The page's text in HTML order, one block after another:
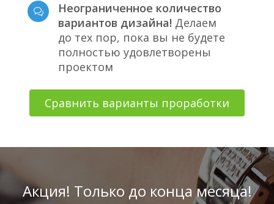
Неограниченное количество
вариантов дизайна! Делаем
до тех пор, пока вы не будете
полностью удовлетворены
проектом
Сравнить варианты проработки
Акция! Только до конца месяца!